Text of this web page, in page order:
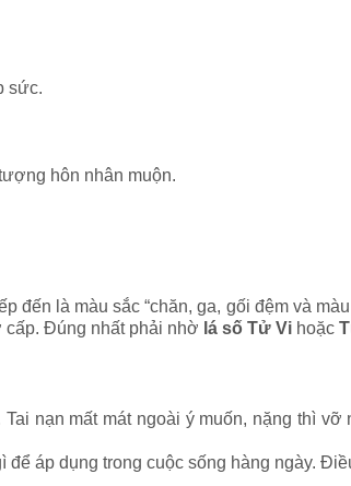
sức.
hôn nhân muộn.
là màu sắc “chăn, ga, gối đệm và
cấp. Đúng nhất phải nhờ lá số Tử Vi hoặc
nạn mất mát ngoài ý muốn, nặng thì
áp dụng trong cuộc sống hàng ngày.